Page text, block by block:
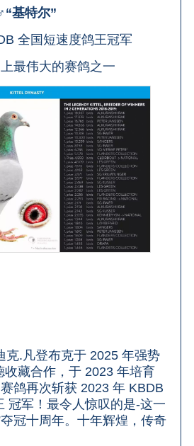
基特尔”
全国短速度鸽王冠军
最伟大的赛鸽之一
.凡登布克于 2025 年强势
收藏合作，于 2023 年培育
鸽再次斩获 2023 年 KBDB
冠军！最令人惊叹的是-这一
夺冠十周年。十年辉煌，传奇